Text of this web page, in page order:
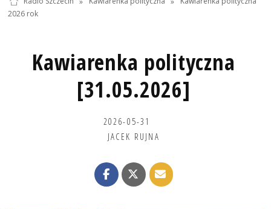
2026 rok
Kawiarenka polityczna
[31.05.2026]
2026-05-31
JACEK RUJNA